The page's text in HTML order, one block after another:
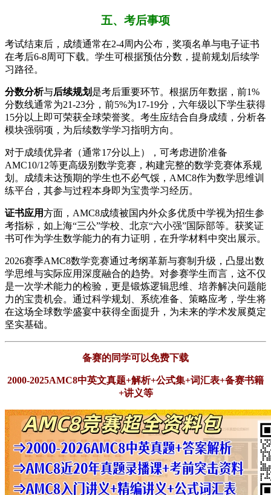
五、考后事项
考试结束后，成绩通常在2-4周内公布，奖项名单与电子证书
在考后6-8周可下载。学生可根据预估分数，提前规划后续学
习路径。
分数分析与后续规划 是考后重要环节。根据历年数据，前1%
分数线通常为21-23分，前5%为17-19分，六年级以下学生获得
15分以上即可荣获全球荣誉奖。考生应结合自身成绩，分析各
模块强弱项，为后续数学学习指明方向。
对于成绩优异者（通常17分以上），可考虑进阶准备
AMC10/12等更高级别数学竞赛，构建完整的数学竞赛体系规
划。成绩未达预期的学生也不必气馁，AMC8作为数学思维训
练平台，其参与过程本身即为宝贵学习经历。
证书应用方面，AMC8成绩被国内外众多优质中学视为招生参
考指标，如上海“三公”学校、北京“六小强”国际部等。获奖证
书可作为学生数学能力的有力证明，在升学材料中突出展示。
2026赛季AMC8数学竞赛通过考纲革新与赛制升级，凸显出数
学思维与实际应用深度融合的趋势。对参赛学生而言，这不仅
是一次学术能力的检验，更是锻炼逻辑思维、培养解决问题能
力的宝贵机会。通过科学规划、系统准备、策略应考，学生将
在这场全球数学盛宴中获得全面提升，为未来的学术发展奠定
坚实基础。
备赛的同学可以免费下载
2000-2025AMC8中英文真题+解析+公式集+词汇表+备赛书籍
+讲义等